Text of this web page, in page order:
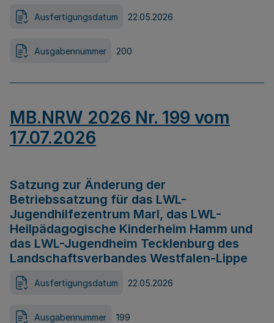
Ausfertigungsdatum 22.05.2026
Ausgabennummer 200
MB.NRW 2026 Nr. 199 vom
17.07.2026
Satzung zur Änderung der
Betriebssatzung für das LWL-
Jugendhilfezentrum Marl, das LWL-
Heilpädagogische Kinderheim Hamm und
das LWL-Jugendheim Tecklenburg des
Landschaftsverbandes Westfalen-Lippe
Ausfertigungsdatum 22.05.2026
Ausgabennummer 199